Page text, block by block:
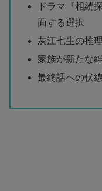
ドラマ『相続
面する選択
灰江七生の推
家族が新たな
最終話への伏